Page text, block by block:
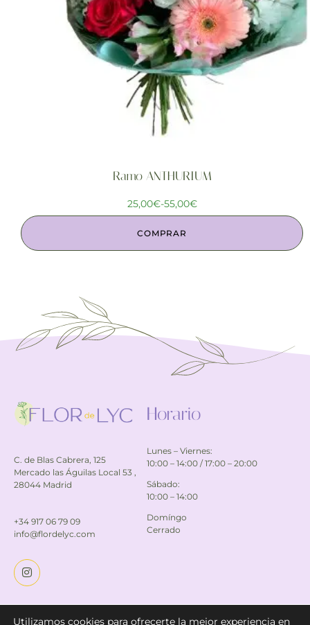
Ramo ANTHURIUM
25,00€-55,00€
COMPRAR
C. de Blas Cabrera, 125
Mercado las Águilas Local 53 ,
28044 Madrid
+34 917 06 79 09
info@flordelyc.com
Horario
Lunes – Viernes:
10:00 – 14:00 / 17:00 – 20:00
Sábado:
10:00 – 14:00
Domíngo
Cerrado
Utilizamos cookies para ofrecerte la mejor experiencia en